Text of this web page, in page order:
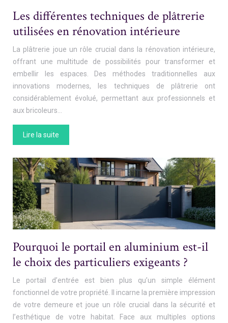
Les différentes techniques de plâtrerie
utilisées en rénovation intérieure
La plâtrerie joue un rôle crucial dans la rénovation intérieure,
offrant une multitude de possibilités pour transformer et
embellir les espaces. Des méthodes traditionnelles aux
innovations modernes, les techniques de plâtrerie ont
considérablement évolué, permettant aux professionnels et
aux bricoleurs…
Lire la suite
Pourquoi le portail en aluminium est-il
le choix des particuliers exigeants ?
Le portail d’entrée est bien plus qu’un simple élément
fonctionnel de votre propriété. Il incarne la première impression
de votre demeure et joue un rôle crucial dans la sécurité et
l’esthétique de votre habitat. Face aux multiples options